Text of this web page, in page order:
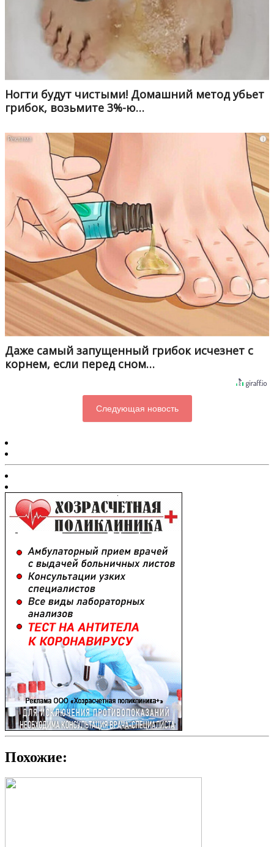
Ногти будут чистыми! Домашний метод убьет
грибок, возьмите 3%-ю…
i
Даже самый запущенный грибок исчезнет с
корнем, если перед сном…
Следующая новость
Похожие: